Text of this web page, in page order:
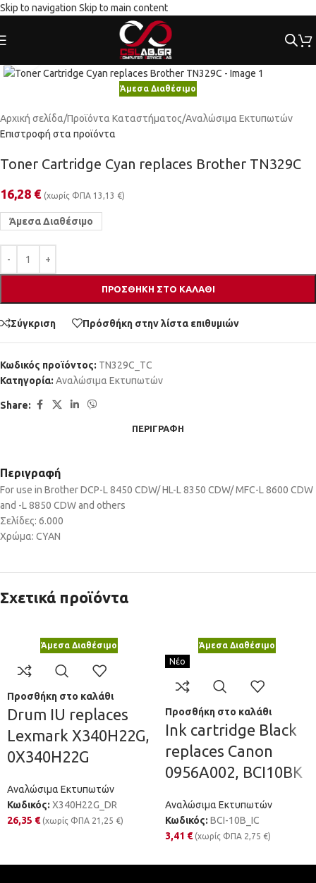
Skip to navigation Skip to main content
Κλικ για μεγέθυνση
Άμεσα Διαθέσιμο
Αρχική σελίδα/Προϊόντα Καταστήματος/Αναλώσιμα Εκτυπωτών
Επιστροφή στα προϊόντα
Toner Cartridge Cyan replaces Brother TN329C
16,28 € (χωρίς ΦΠΑ 13,13 €)
Άμεσα Διαθέσιμο
ΠΡΟΣΘΉΚΗ ΣΤΟ ΚΑΛΆΘΙ
Σύγκριση Πρόσθήκη στην λίστα επιθυμιών
Κωδικός προϊόντος: TN329C_TC
Κατηγορία: Αναλώσιμα Εκτυπωτών
Share:
ΠΕΡΙΓΡΑΦΉ
Περιγραφή
For use in Brother DCP-L 8450 CDW/ HL-L 8350 CDW/ MFC-L 8600 CDW
and -L 8850 CDW and others
Σελίδες: 6.000
Χρώμα: CYAN
Σχετικά προϊόντα
Άμεσα Διαθέσιμο
Προσθήκη στο καλάθι
Drum IU replaces
Lexmark X340H22G,
0X340H22G
Αναλώσιμα Εκτυπωτών
Κωδικός: X340H22G_DR
26,35 € (χωρίς ΦΠΑ 21,25 €)
Άμεσα Διαθέσιμο
Νέο
Προσθήκη στο καλάθι
Ink cartridge Black
replaces Canon
0956A002, BCI10BK
Αναλώσιμα Εκτυπωτών
Κωδικός: BCI-10B_IC
3,41 € (χωρίς ΦΠΑ 2,75 €)